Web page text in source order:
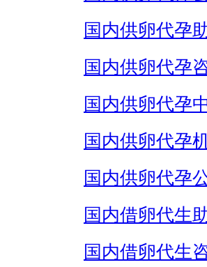
国内供卵代孕
国内供卵代孕
国内供卵代孕
国内供卵代孕
国内供卵代孕
国内借卵代生
国内借卵代生